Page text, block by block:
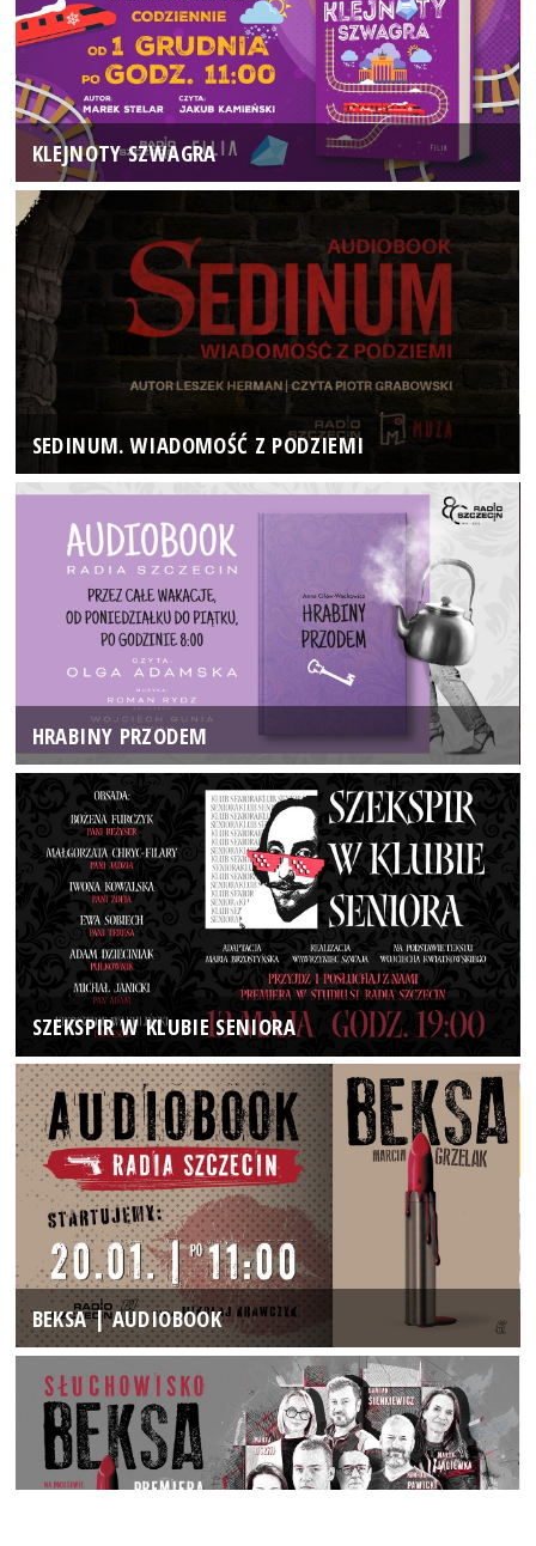
KLEJNOTY SZWAGRA
SEDINUM. WIADOMOŚĆ Z PODZIEMI
HRABINY PRZODEM
SZEKSPIR W KLUBIE SENIORA
BEKSA | AUDIOBOOK